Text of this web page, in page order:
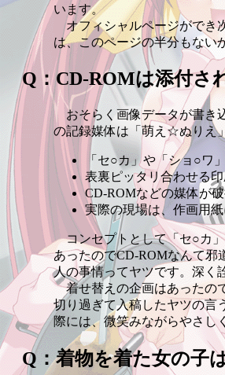
います。
オフィシャルページができ
は、このページの半分もない
Q：CD-ROMは添付さ
おそらく画像データが書き
の記録媒体は「萌え☆ぬりえ
「セ○カ」や「ショ○ワ
表裏ピッタリ合わせる
CD-ROMなどの媒体が
実際の現場は、作画用
コンセプトとして「セ○カ」
あったのでCD-ROMなんて邪
人の事情ってヤツです。深く
着せ替えの企画はあったの
切り過ぎて入稿したヤツの
際には、微笑みながらやさ
Q：着物を着た女の子